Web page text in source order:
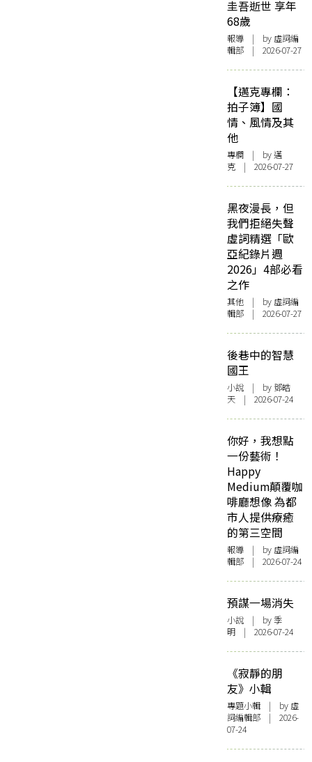
圭吾逝世 享年
68歲
報導 | by 虛詞編
輯部 | 2026-07-27
【邁克專欄：
拍子簿】國
情、風情及其
他
專欄 | by邁
克 | 2026-07-27
黑夜漫長，但
我們拒絕失聲
虛詞精選「歐
亞紀錄片週
2026」4部必看
之作
其他 | by 虛詞編
輯部 | 2026-07-27
後巷中的智慧
國王
小說 | by 鄧皓
天 | 2026-07-24
你好，我想點
一份藝術！
Happy
Medium顛覆咖
啡廳想像 為都
市人提供療癒
的第三空間
報導 | by 虛詞編
輯部 | 2026-07-24
預謀一場消失
小說 | by 季
明 | 2026-07-24
《寂靜的朋
友》小輯
專題小輯 | by 虛
詞編輯部 | 2026-
07-24